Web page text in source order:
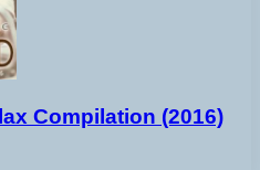
Compilation (2016)